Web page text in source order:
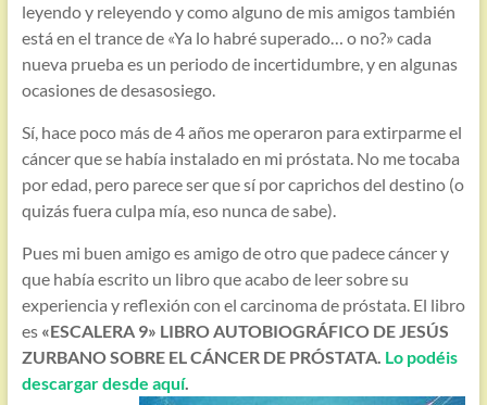
leyendo y releyendo y como alguno de mis amigos también
está en el trance de «Ya lo habré superado… o no?» cada
nueva prueba es un periodo de incertidumbre, y en algunas
ocasiones de desasosiego.
Sí, hace poco más de 4 años me operaron para extirparme el
cáncer que se había instalado en mi próstata. No me tocaba
por edad, pero parece ser que sí por caprichos del destino (o
quizás fuera culpa mía, eso nunca de sabe).
Pues mi buen amigo es amigo de otro que padece cáncer y
que había escrito un libro que acabo de leer sobre su
experiencia y reflexión con el carcinoma de próstata. El libro
es «ESCALERA 9» LIBRO AUTOBIOGRÁFICO DE JESÚS
ZURBANO SOBRE EL CÁNCER DE PRÓSTATA. Lo podéis
descargar desde aquí.